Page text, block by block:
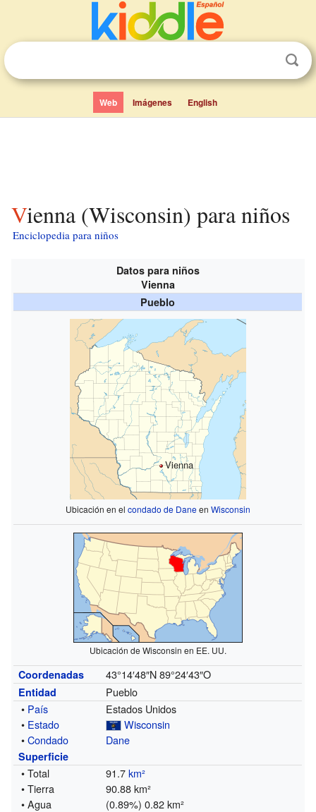
Web Imágenes English
Vienna (Wisconsin) para niños
Enciclopedia para niños
Datos para niños
Vienna
Pueblo
Vienna
Ubicación en el condado de Daneen Wisconsin
Ubicación de Wisconsin en EE. UU.
Coordenadas 43°14′48″N 89°24′43″O
Entidad
Pueblo
• País
Estados Unidos
• Estado
Wisconsin
•Condado Dane
Superficie
• Total 91.7km²
• Tierra
90.88 km²
• Agua
(0.89%) 0.82 km²